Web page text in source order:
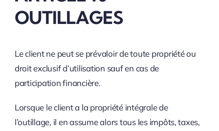
OUTILLAGES
Le client ne peut se prévaloir de toute propriété ou
droit exclusif d’utilisation sauf en cas de
participation financière.
Lorsque le client a la propriété intégrale de
l’outillage, il en assume alors tous les impôts, taxes,